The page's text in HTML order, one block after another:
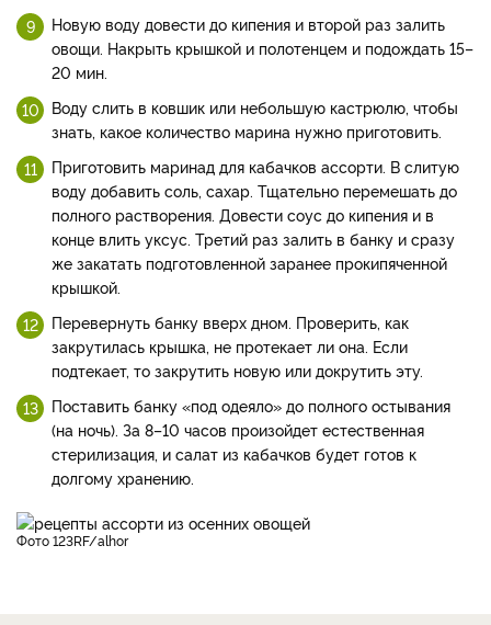
Новую воду довести до кипения и второй раз залить
овощи. Накрыть крышкой и полотенцем и подождать 15–
20 мин.
Воду слить в ковшик или небольшую кастрюлю, чтобы
знать, какое количество марина нужно приготовить.
Приготовить маринад для кабачков ассорти. В слитую
воду добавить соль, сахар. Тщательно перемешать до
полного растворения. Довести соус до кипения и в
конце влить уксус. Третий раз залить в банку и сразу
же закатать подготовленной заранее прокипяченной
крышкой.
Перевернуть банку вверх дном. Проверить, как
закрутилась крышка, не протекает ли она. Если
подтекает, то закрутить новую или докрутить эту.
Поставить банку «под одеяло» до полного остывания
(на ночь). За 8–10 часов произойдет естественная
стерилизация, и салат из кабачков будет готов к
долгому хранению.
фото 123RF/alhor